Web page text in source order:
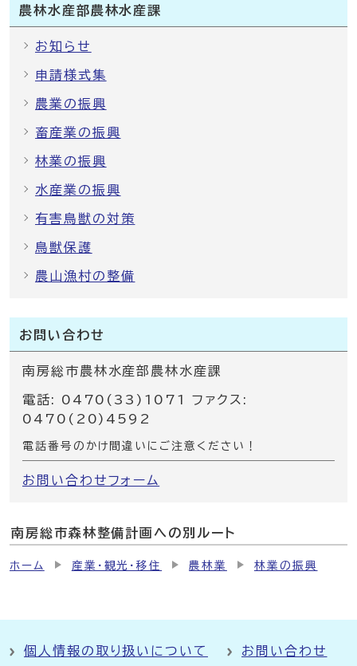
農林水産部農林水産課
お知らせ
申請様式集
農業の振興
畜産業の振興
林業の振興
水産業の振興
有害鳥獣の対策
鳥獣保護
農山漁村の整備
お問い合わせ
南房総市農林水産部農林水産課
電話: 0470(33)1071 ファクス:
0470(20)4592
電話番号のかけ間違いにご注意ください！
お問い合わせフォーム
南房総市森林整備計画への別ルート
ホーム 産業・観光・移住 農林業 林業の振興
個人情報の取り扱いについて お問い合わせ